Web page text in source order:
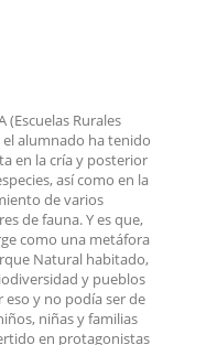
(Escuelas Rurales
el alumnado ha tenido
en la cría y posterior
así como en la
de varios
de fauna. Y es que,
como una metáfora
Natural habitado,
y pueblos
eso y no podía ser de
niñas y familias
en protagonistas